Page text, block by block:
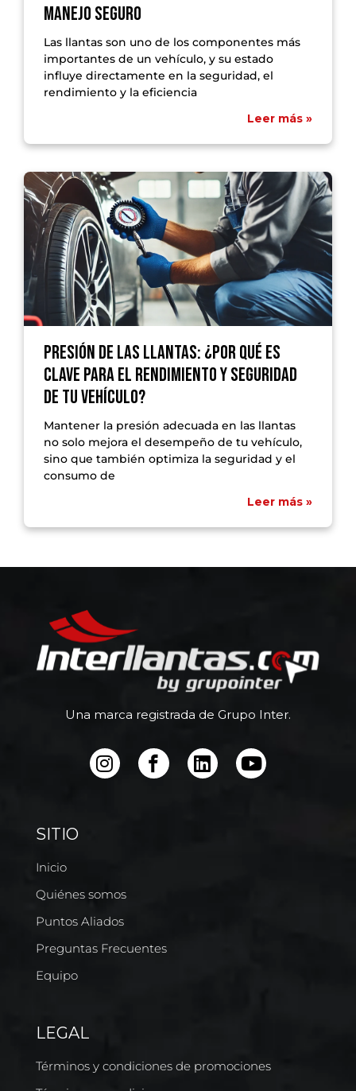
manejo seguro
Las llantas son uno de los componentes más
importantes de un vehículo, y su estado
influye directamente en la seguridad, el
rendimiento y la eficiencia
Leer más »
Presión de las llantas: ¿Por qué es
clave para el rendimiento y seguridad
de tu vehículo?
Mantener la presión adecuada en las llantas
no solo mejora el desempeño de tu vehículo,
sino que también optimiza la seguridad y el
consumo de
Leer más »
Una marca registrada de Grupo Inter.
SITIO
Inicio
Quiénes somos
Puntos Aliados
Preguntas Frecuentes
Equipo
LEGAL
Términos y condiciones de promociones